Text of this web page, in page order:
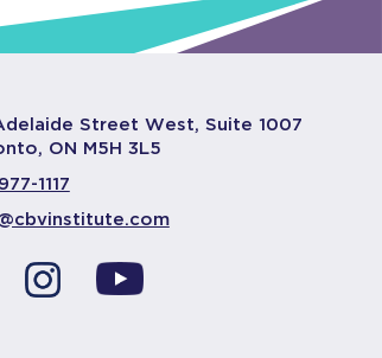
Street West, Suite 1007
ON M5H 3L5
1117